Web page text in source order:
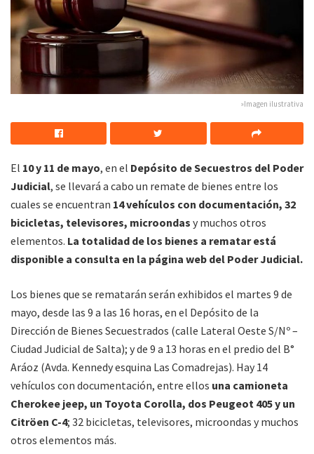
»Imagen ilustrativa
El 10 y 11 de mayo, en el Depósito de Secuestros del Poder
Judicial, se llevará a cabo un remate de bienes entre los
cuales se encuentran 14 vehículos con documentación, 32
bicicletas, televisores, microondas y muchos otros
elementos. La totalidad de los bienes a rematar está
disponible a consulta en la página web del Poder Judicial.
Los bienes que se rematarán serán exhibidos el martes 9 de
mayo, desde las 9 a las 16 horas, en el Depósito de la
Dirección de Bienes Secuestrados (calle Lateral Oeste S/Nº –
Ciudad Judicial de Salta); y de 9 a 13 horas en el predio del B°
Aráoz (Avda. Kennedy esquina Las Comadrejas). Hay 14
vehículos con documentación, entre ellos una camioneta
Cherokee jeep, un Toyota Corolla, dos Peugeot 405 y un
Citröen C-4; 32 bicicletas, televisores, microondas y muchos
otros elementos más.